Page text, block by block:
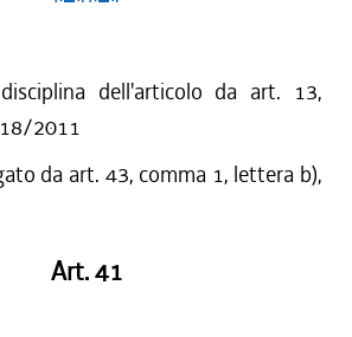
dell'articolo da art. 13,
2011
da art. 43, comma 1, lettera b),
Art. 41